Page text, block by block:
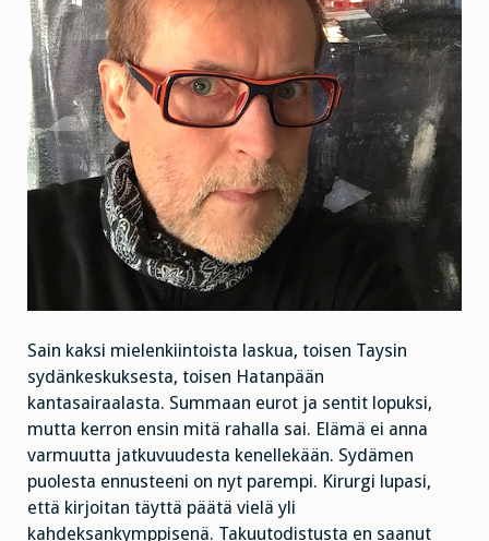
Sain kaksi mielenkiintoista laskua, toisen Taysin
sydänkeskuksesta, toisen Hatanpään
kantasairaalasta. Summaan eurot ja sentit lopuksi,
mutta kerron ensin mitä rahalla sai. Elämä ei anna
varmuutta jatkuvuudesta kenellekään. Sydämen
puolesta ennusteeni on nyt parempi. Kirurgi lupasi,
että kirjoitan täyttä päätä vielä yli
kahdeksankymppisenä. Takuutodistusta en saanut